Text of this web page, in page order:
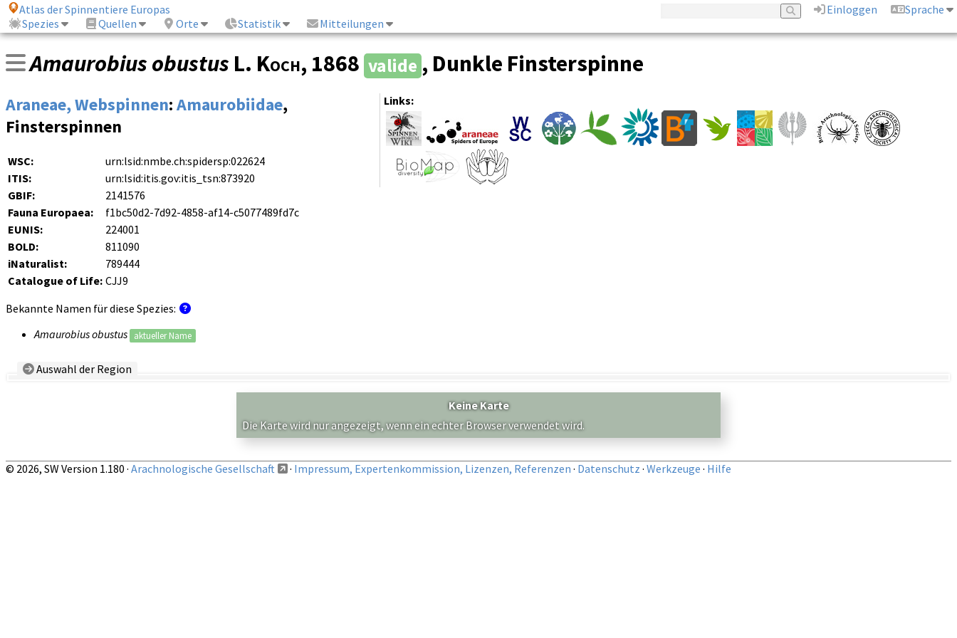
Atlas der Spinnentiere Europas Einloggen
Sprache
Spezies
Quellen Orte Statistik Mitteilungen
Amaurobius obustus L. Koch, 1868 valide , Dunkle Finsterspinne
Links:
Araneae, Webspinnen:Amaurobiidae,
Finsterspinnen
WSC:
urn:lsid:nmbe.ch:spidersp:022624
ITIS:
urn:lsid:itis.gov:itis_tsn:873920
GBIF:
2141576
Fauna Europaea:
f1bc50d2-7d92-4858-af14-c5077489fd7c
EUNIS:
224001
BOLD:
811090
iNaturalist:
789444
Catalogue of Life: CJJ9
Bekannte Namen für diese Spezies:
Amaurobius obustus
aktueller Name
Auswahl der Region
Keine Karte
Die Karte wird nur angezeigt, wenn ein echter Browser verwendet wird.
© 2026, SW Version 1.180 · Arachnologische Gesellschaft · Impressum, Expertenkommission, Lizenzen, Referenzen · Datenschutz · Werkzeuge · Hilfe